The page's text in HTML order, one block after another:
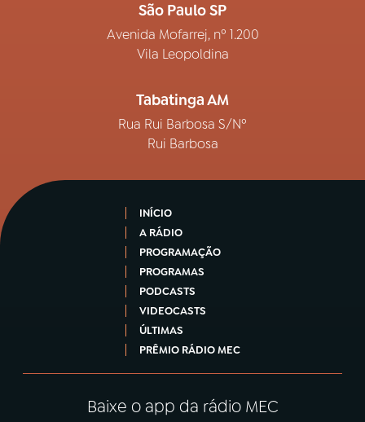
São Paulo SP
Avenida Mofarrej, nº 1.200
Vila Leopoldina
Tabatinga AM
Rua Rui Barbosa S/Nº
Rui Barbosa
INÍCIO
A RÁDIO
PROGRAMAÇÃO
PROGRAMAS
PODCASTS
VIDEOCASTS
ÚLTIMAS
PRÊMIO RÁDIO MEC
Baixe o app da rádio MEC